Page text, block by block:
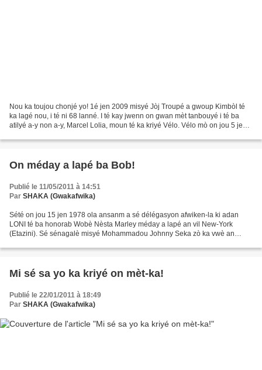
Nou ka toujou chonjé yo! 1é jen 2009 misyé Jòj Troupé a gwoup Kimbòl té
ka lagé nou, i té ni 68 lanné. I té kay jwenn on gwan mèt tanbouyé i té ba
atilyé a-y non a-y, Marcel Lolia, moun té ka kriyé Vélo. Vélo mò on jou 5 jen
On méday a lapé ba Bob!
Publié le 11/05/2011 à 14:51
Par SHAKA (Gwakafwika)
Sété on jou 15 jen 1978 ola ansanm a sé délégasyon afwiken-la ki adan
LONI té ba honorab Wobè Nèsta Marley méday a lapé an vil New-York
(Etazini). Sé sénagalè misyé Mohammadou Johnny Seka zò ka vwè an
Mi sé sa yo ka kriyé on mèt-ka!
Publié le 22/01/2011 à 18:49
Par SHAKA (Gwakafwika)